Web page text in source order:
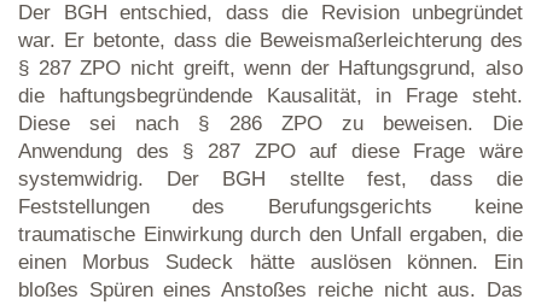
Der BGH entschied, dass die Revision unbegründet
war. Er betonte, dass die Beweismaßerleichterung des
§ 287 ZPO nicht greift, wenn der Haftungsgrund, also
die haftungsbegründende Kausalität, in Frage steht.
Diese sei nach § 286 ZPO zu beweisen. Die
Anwendung des § 287 ZPO auf diese Frage wäre
systemwidrig. Der BGH stellte fest, dass die
Feststellungen des Berufungsgerichts keine
traumatische Einwirkung durch den Unfall ergaben, die
einen Morbus Sudeck hätte auslösen können. Ein
bloßes Spüren eines Anstoßes reiche nicht aus. Das